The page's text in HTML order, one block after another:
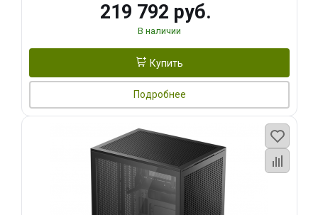
219 792 руб.
В наличии
Купить
Подробнее